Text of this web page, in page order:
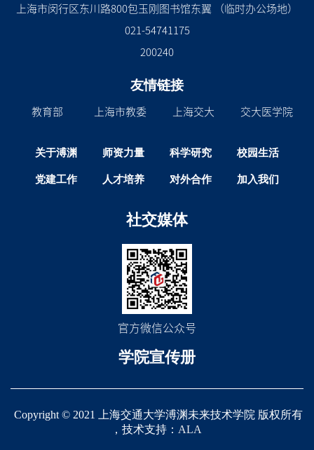
上海市闵行区东川路800包玉刚图书馆东翼 （临时办公场地）
021-54741175
200240
友情链接
教育部 上海市教委 上海交大 交大医学院
关于溥渊 师资力量 科学研究 校园生活
党建工作 人才培养 对外合作 加入我们
社交媒体
官方微信公众号
学院宣传册
Copyright © 2021 上海交通大学溥渊未来技术学院 版权所有
，技术支持： ALA